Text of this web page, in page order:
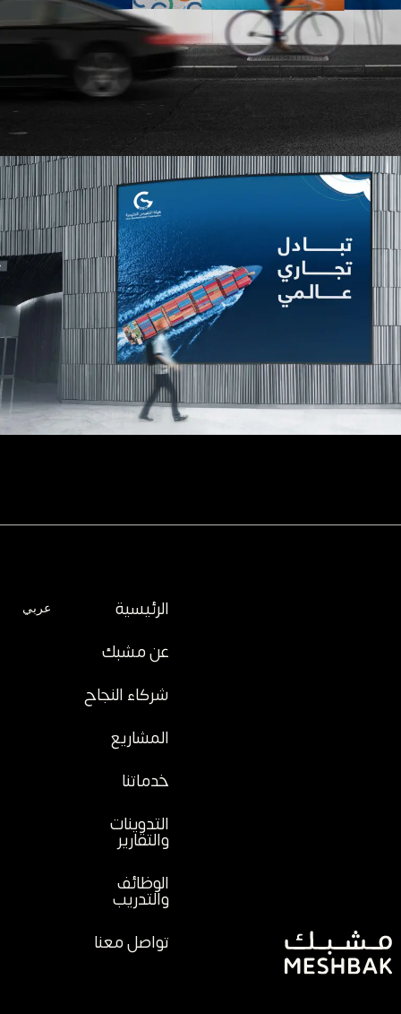
الرئيسية
عن مشبك
شركاء النجاح
المشاريع
خدماتنا
التدوينات
والتقارير
الوظائف
والتدريب
تواصل معنا
عربي